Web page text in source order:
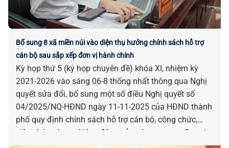
Bổ sung 8 xã miền núi vào diện thụ hưởng chính sách hỗ trợ
cán bộ sau sắp xếp đơn vị hành chính
Kỳ họp thứ 5 (kỳ họp chuyên đề) khóa XI, nhiệm kỳ
2021-2026 vào sáng 06-8 thống nhất thông qua Nghị
quyết sửa đổi, bổ sung một số điều Nghị quyết số
04/2025/NQ-HĐND ngày 11-11-2025 của HĐND thành
phố quy định chính sách hỗ trợ cán bộ, công chức,
viên chức và người lao động của các cơ quan, đơn vị
bị tác động, ảnh hưởng do sắp xếp đơn vị hành chính.